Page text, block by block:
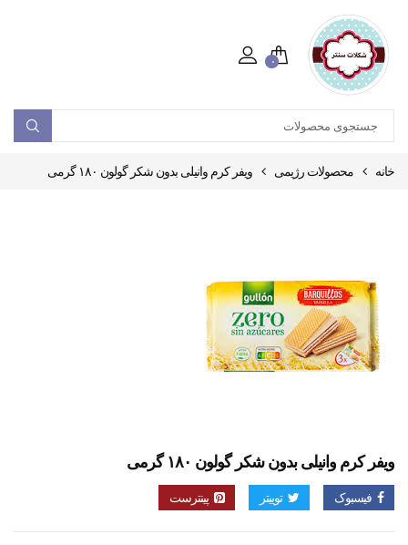
۰
خانه محصولات رژیمی ویفر کرم وانیلی بدون شکر گولون ۱۸۰ گرمی
ویفر کرم وانیلی بدون شکر گولون ۱۸۰ گرمی
فیسبوک توییتر پینترست